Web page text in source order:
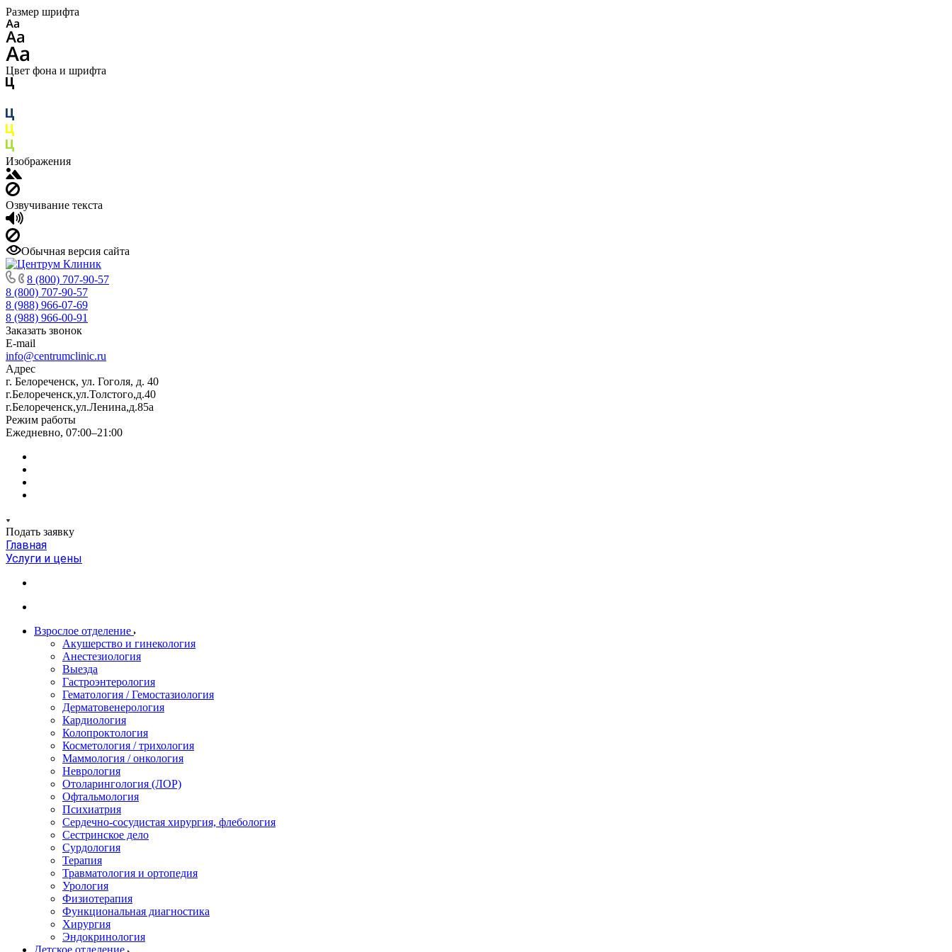
Размер шрифта
Цвет фона и шрифта
Изображения
Озвучивание текста
Обычная версия сайта
8 (800) 707-90-57
8 (800) 707-90-57
8 (988) 966-07-69
8 (988) 966-00-91
Заказать звонок
E-mail
info@centrumclinic.ru
Адрес
г. Белореченск, ул. Гоголя, д. 40
г.Белореченск,ул.Толстого,д.40
г.Белореченск,ул.Ленина,д.85а
Режим работы
Ежедневно, 07:00–21:00
Подать заявку
Главная
Услуги и цены
Взрослое отделение
Акушерство и гинекология
Анестезиология
Выезда
Гастроэнтерология
Гематология / Гемостазиология
Дерматовенерология
Кардиология
Колопроктология
Косметология / трихология
Маммология / онкология
Неврология
Отоларингология (ЛОР)
Офтальмология
Психиатрия
Сердечно-сосудистая хирургия, флебология
Сестринское дело
Сурдология
Терапия
Травматология и ортопедия
Урология
Физиотерапия
Функциональная диагностика
Хирургия
Эндокринология
Детское отделение